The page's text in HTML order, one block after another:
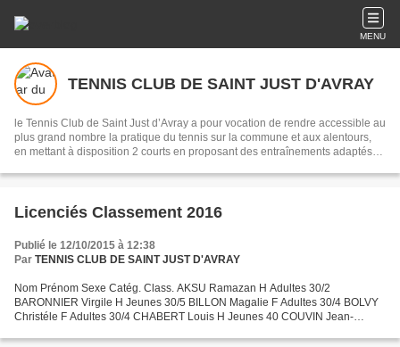
MENU
TENNIS CLUB DE SAINT JUST D'AVRAY
le Tennis Club de Saint Just d’Avray a pour vocation de rendre accessible au
plus grand nombre la pratique du tennis sur la commune et aux alentours,
en mettant à disposition 2 courts en proposant des entraînements adaptés
Licenciés Classement 2016
Publié le 12/10/2015 à 12:38
Par TENNIS CLUB DE SAINT JUST D'AVRAY
Nom Prénom Sexe Catég. Class. AKSU Ramazan H Adultes 30/2
BARONNIER Virgile H Jeunes 30/5 BILLON Magalie F Adultes 30/4 BOLVY
Christéle F Adultes 30/4 CHABERT Louis H Jeunes 40 COUVIN Jean-